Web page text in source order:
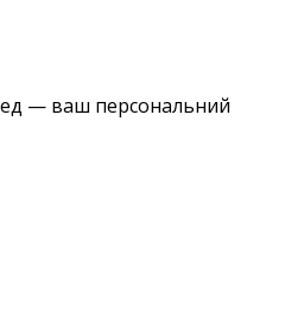
— ваш персональний